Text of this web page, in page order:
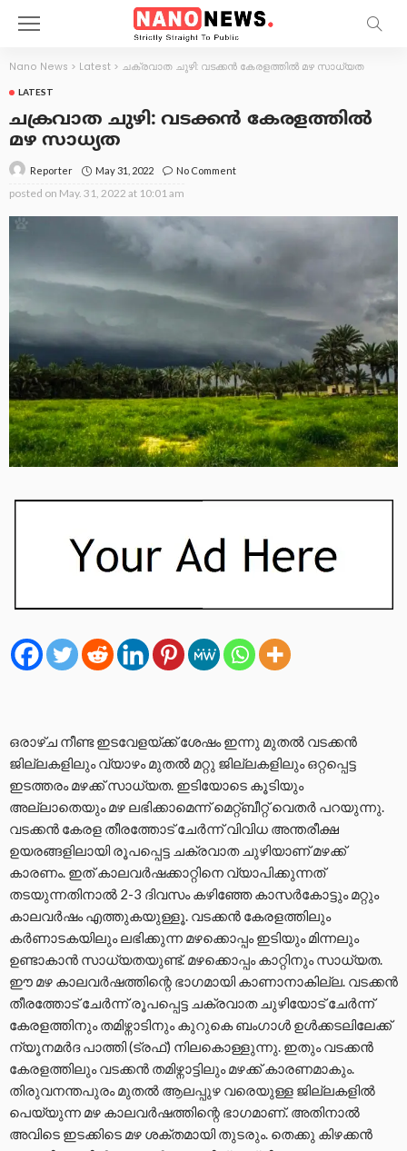
Nano News > Latest > ചക്രവാത ചുഴി: വടക്കൻ കേരളത്തിൽ മഴ സാധ്യത
LATEST
ചക്രവാത ചുഴി: വടക്കൻ കേരളത്തിൽ
മഴ സാധ്യത
Reporter May 31, 2022 No Comment
posted on May. 31, 2022 at 10:01 am
ഒരാഴ്ച നീണ്ട ഇടവേളയ്ക്ക് ശേഷം ഇന്നു മുതൽ വടക്കൻ
ജില്ലകളിലും വ്യാഴം മുതൽ മറ്റു ജില്ലകളിലും ഒറ്റപ്പെട്ട
ഇടത്തരം മഴക്ക് സാധ്യത. ഇടിയോടെ കൂടിയും
അല്ലാതെയും മഴ ലഭിക്കാമെന്ന് മെറ്റ്ബീറ്റ് വെതർ പറയുന്നു.
വടക്കൻ കേരള തീരത്തോട് ചേർന്ന് വിവിധ അന്തരീക്ഷ
ഉയരങ്ങളിലായി രൂപപ്പെട്ട ചക്രവാത ചുഴിയാണ് മഴക്ക്
കാരണം. ഇത് കാലവർഷക്കാറ്റിനെ വ്യാപിക്കുന്നത്
തടയുന്നതിനാൽ 2-3 ദിവസം കഴിഞ്ഞേ കാസർകോട്ടും മറ്റും
കാലവർഷം എത്തുകയുള്ളൂ. വടക്കൻ കേരളത്തിലും
കർണാടകയിലും ലഭിക്കുന്ന മഴക്കൊപ്പം ഇടിയും മിന്നലും
ഉണ്ടാകാൻ സാധ്യതയുണ്ട്. മഴക്കൊപ്പം കാറ്റിനും സാധ്യത.
ഈ മഴ കാലവർഷത്തിന്റെ ഭാഗമായി കാണാനാകില്ല. വടക്കൻ
തീരത്തോട് ചേർന്ന് രൂപപ്പെട്ട ചക്രവാത ചുഴിയോട് ചേർന്ന്
കേരളത്തിനും തമിഴ്നാടിനും കുറുകെ ബംഗാൾ ഉൾക്കടലിലേക്ക്
ന്യൂനമർദ പാത്തി (ട്രഫ്) നിലകൊള്ളുന്നു. ഇതും വടക്കൻ
കേരളത്തിലും വടക്കൻ തമിഴ്നാട്ടിലും മഴക്ക് കാരണമാകും.
തിരുവനന്തപുരം മുതൽ ആലപ്പുഴ വരെയുള്ള ജില്ലകളിൽ
പെയ്യുന്ന മഴ കാലവർഷത്തിന്റെ ഭാഗമാണ്. അതിനാൽ
അവിടെ ഇടക്കിടെ മഴ ശക്തമായി തുടരും. തെക്കു കിഴക്കൻ